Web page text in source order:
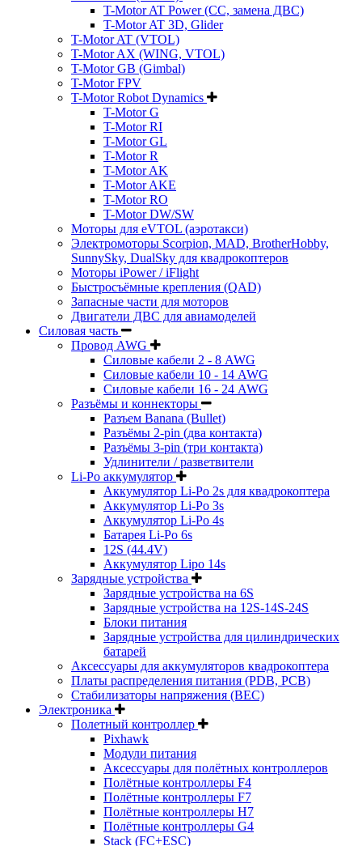
T-Motor AT Power (CC, замена ДВС)
T-Motor AT 3D, Glider
T-Motor AT (VTOL)
T-Motor AX (WING, VTOL)
T-Motor GB (Gimbal)
T-Motor FPV
T-Motor Robot Dynamics
T-Motor G
T-Motor RI
T-Motor GL
T-Motor R
T-Motor AK
T-Motor AKE
T-Motor RO
T-Motor DW/SW
Моторы для eVTOL (аэротакси)
Электромоторы Scorpion, MAD, BrotherHobby,
SunnySky, DualSky для квадрокоптеров
Моторы iPower / iFlight
Быстросъёмные крепления (QAD)
Запасные части для моторов
Двигатели ДВС для авиамоделей
Силовая часть
Провод AWG
Силовые кабели 2 - 8 AWG
Силовые кабели 10 - 14 AWG
Силовые кабели 16 - 24 AWG
Разъёмы и коннекторы
Разъем Banana (Bullet)
Разъёмы 2-pin (два контакта)
Разъёмы 3-pin (три контакта)
Удлинители / разветвители
Li-Po аккумулятор
Аккумулятор Li-Po 2s для квадрокоптера
Аккумулятор Li-Po 3s
Аккумулятор Li-Po 4s
Батарея Li-Po 6s
12S (44.4V)
Аккумулятор Lipo 14s
Зарядные устройства
Зарядные устройства на 6S
Зарядные устройства на 12S-14S-24S
Блоки питания
Зарядные устройства для цилиндрических
батарей
Аксессуары для аккумуляторов квадрокоптера
Платы распределения питания (PDB, PCB)
Стабилизаторы напряжения (BEC)
Электроника
Полетный контроллер
Pixhawk
Модули питания
Аксессуары для полётных контроллеров
Полётные контроллеры F4
Полётные контроллеры F7
Полётные контроллеры H7
Полётные контроллеры G4
Stack (FC+ESC)